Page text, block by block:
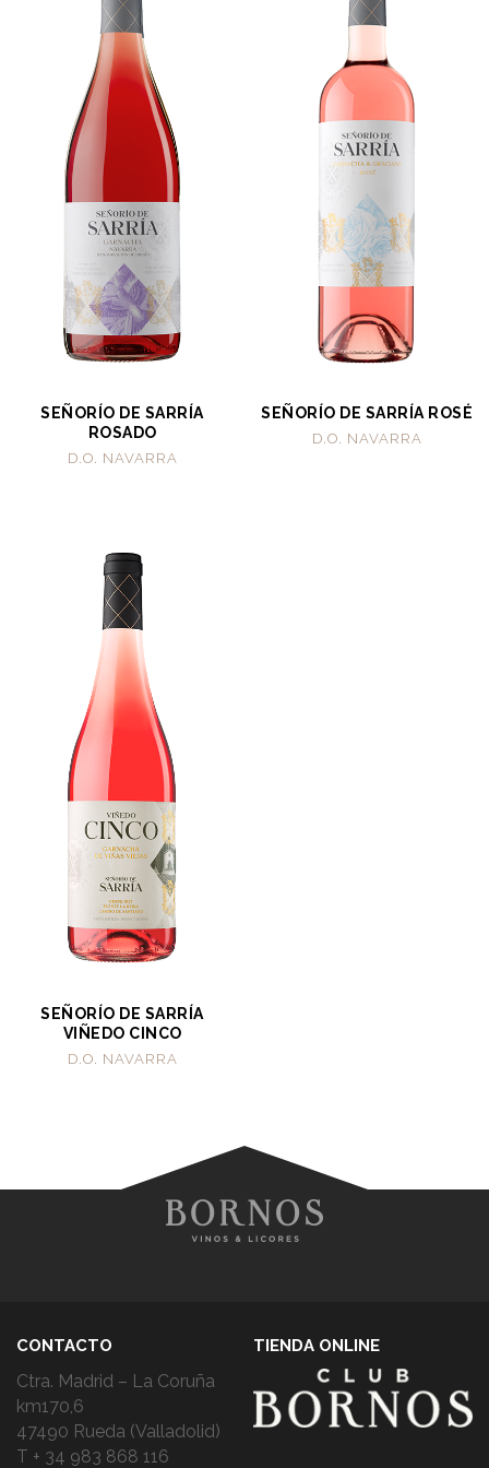
SEÑORÍO DE SARRÍA
ROSADO
D.O. NAVARRA
SEÑORÍO DE SARRÍA ROSÉ
D.O. NAVARRA
SEÑORÍO DE SARRÍA
VIÑEDO CINCO
D.O. NAVARRA
CONTACTO
Ctra. Madrid – La Coruña
km170,6
47490 Rueda (Valladolid)
T + 34 983 868 116
TIENDA ONLINE